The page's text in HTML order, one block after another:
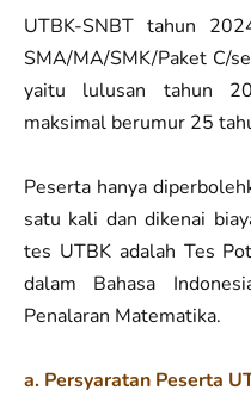
UTBK-SNBT tahun
SMA/MA/SMK/Paket C/
yaitu lulusan tahun
maksimal berumur 25
Peserta hanya
satu kali dan dikenai
tes UTBK adalah Tes
dalam Bahasa
Penalaran Matematika.
a. Persyaratan Peserta